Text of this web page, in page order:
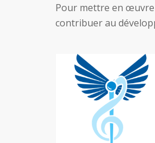
Pour mettre en œuvre
contribuer au